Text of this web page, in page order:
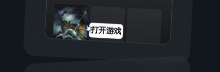
打开游戏